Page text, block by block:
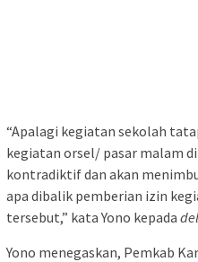
“Apalagi kegiatan sekolah
kegiatan orsel/ pasar malam
kontradiktif dan akan
apa dibalik pemberian izin
tersebut,” kata Yono kepada
Yono menegaskan, Pemkab